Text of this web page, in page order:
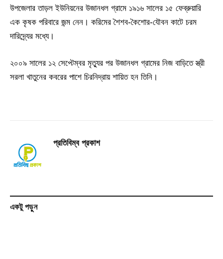
উপজেলার তাড়ল ইউনিয়নের উজানধল গ্রামে ১৯১৬ সালের ১৫ ফেব্রুয়ারি
এক কৃষক পরিবারে জন্ম নেন। করিমের শৈশব-কৈশোর-যৌবন কাটে চরম
দারিদ্র্যের মধ্যে।
২০০৯ সালের ১২ সেপ্টেম্বর মৃত্যুর পর উজানধল গ্রামের নিজ বাড়িতে স্ত্রী
সরলা খাতুনের কবরের পাশে চিরনিদ্রায় শায়িত হন তিনি।
প্রতিবিম্ব প্রকাশ
একটু পড়ুন